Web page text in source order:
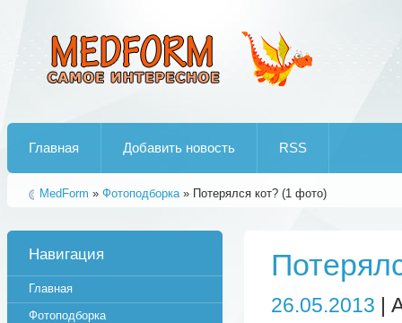
Главная Добавить новость RSS
MedForm » Фотоподборка» Потерялся кот? (1 фото)
26.05.2013 |
Навигация
Главная
Фотоподборка